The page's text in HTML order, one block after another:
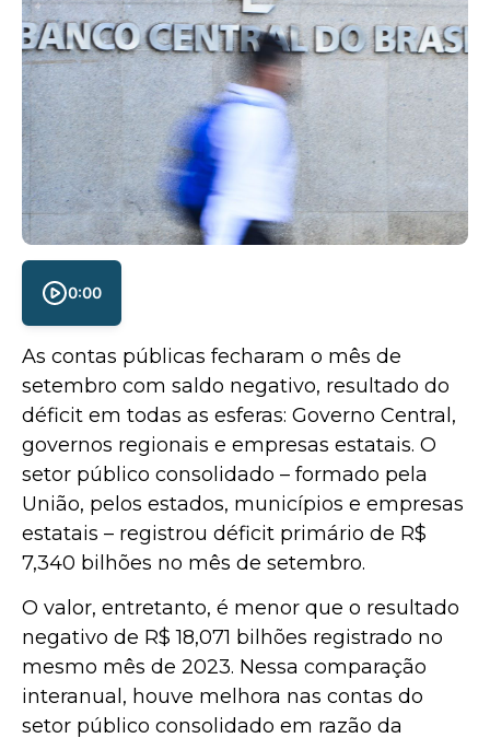
0:00
As contas públicas fecharam o mês de
setembro com saldo negativo, resultado do
déficit em todas as esferas: Governo Central,
governos regionais e empresas estatais. O
setor público consolidado – formado pela
União, pelos estados, municípios e empresas
estatais – registrou déficit primário de R$
7,340 bilhões no mês de setembro.
O valor, entretanto, é menor que o resultado
negativo de R$ 18,071 bilhões registrado no
mesmo mês de 2023. Nessa comparação
interanual, houve melhora nas contas do
setor público consolidado em razão da